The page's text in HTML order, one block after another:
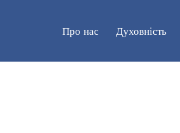
Про нас Духовність